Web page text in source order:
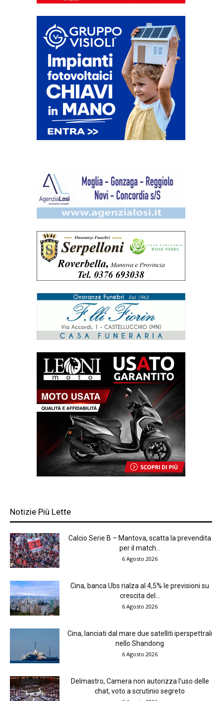
Notizie Più Lette
Calcio Serie B – Mantova, scatta la prevendita
per il match...
6 Agosto 2026
Cina, banca Ubs rialza al 4,5% le previsioni su
crescita del...
6 Agosto 2026
Cina, lanciati dal mare due satelliti iperspettrali
nello Shandong
6 Agosto 2026
Delmastro, Camera non autorizza l’uso delle
chat, voto a scrutinio segreto